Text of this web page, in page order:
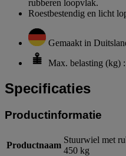
rubberen loopvlak.
Roestbestendig en licht
Gemaakt in
Max. belasting (kg)
Specificaties
Productinformatie
Productnaam
Stuurwiel met
450 kg